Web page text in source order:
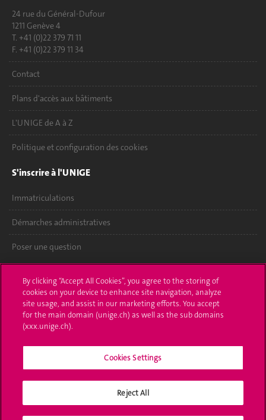
24 rue du Général-Dufour
1211 Genève 4
T. +41 (0)22 379 71 11
F. +41 (0)22 379 11 34
Contact
Plans d'accès aux bâtiments
L'UNIGE de A à Z
Politique et configuration des cookies
S'inscrire à l'UNIGE
Immatriculations
Démarches administratives
Poser une question
UNIGE Mobile
Médias
Offres d'emploi
Bibliothèque
By clicking “Accept All Cookies”, you agree to the storing of
cookies on your device to enhance site navigation, analyze
site usage, and assist in our marketing efforts. You accept
for the main domain (unige.ch) as well as the sub domains
(xxx.unige.ch).
Cookies Settings
Reject All